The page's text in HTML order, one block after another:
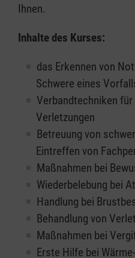
Ihnen.
Inhalte des Kurses:
das Erkennen von
Schwere eines
Verbandtechniken
Verletzungen
Betreuung von
Eintreffen von
Maßnahmen bei
Wiederbelebung bei
Handlung bei
Behandlung von
Maßnahmen bei
Erste Hilfe bei